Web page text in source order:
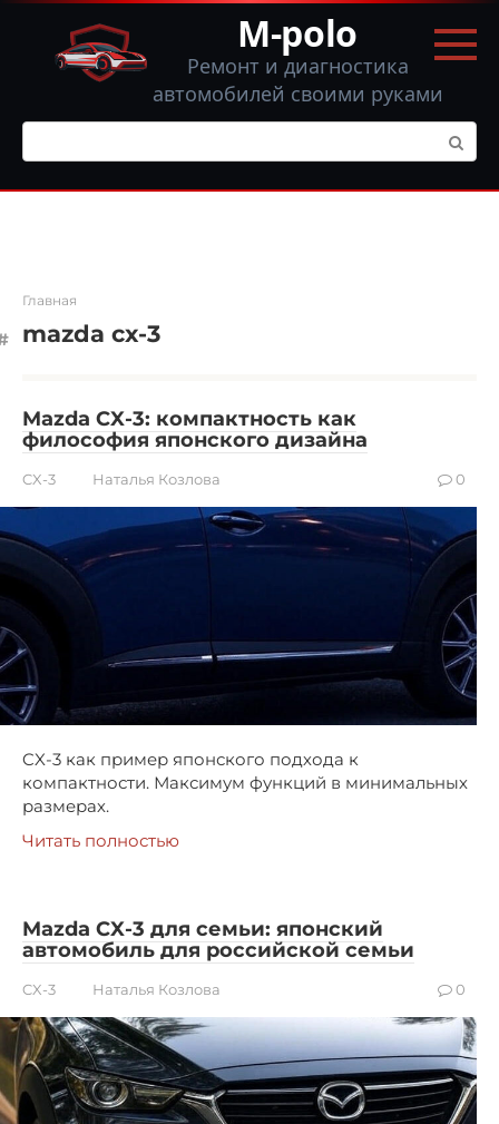
Перейти
контенту
M-polo
Ремонт и диагностика
автомобилей своими руками
Поиск:
Главная
mazda cx-3
Mazda CX-3: компактность как
философия японского дизайна
CX-3 Наталья Козлова 0
CX-3 как пример японского подхода к
компактности. Максимум функций в минимальных
размерах.
Читать полностью
Mazda CX-3 для семьи: японский
автомобиль для российской семьи
CX-3 Наталья Козлова 0